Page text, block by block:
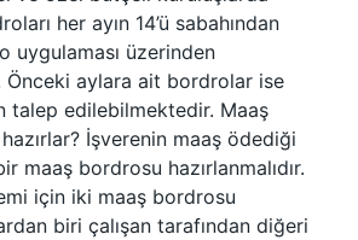
her ayın 14’ü sabahından
uygulaması üzerinden
Önceki aylara ait bordrolar ise
talep edilebilmektedir. Maaş
İşverenin maaş ödediği
maaş bordrosu hazırlanmalıdır.
için iki maaş bordrosu
biri çalışan tarafından diğeri